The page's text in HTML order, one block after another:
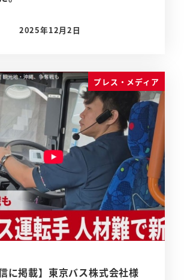
投稿日
2025年12月2日
プレス・メディア
に掲載】東京バス株式会社様